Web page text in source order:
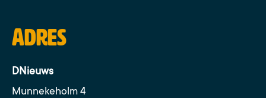
Adres
DNieuws
Munnekeholm 4